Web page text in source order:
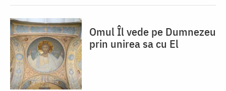
Omul Îl vede pe Dumnezeu
prin unirea sa cu El